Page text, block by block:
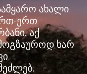
ახალი
ერთ
აქ
ხარ